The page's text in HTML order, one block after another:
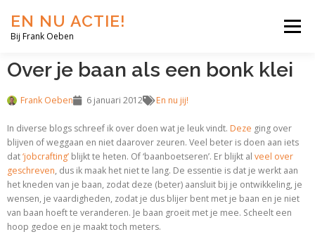
EN NU ACTIE!
Bij Frank Oeben
Menu
EN NU JIJ! EN NU WIJ! EN NU EERLIJK!
BLOG SHOP OVER MIJ
Over je baan als een bonk klei
Frank Oeben 6 januari 2012 En nu jij!
In diverse blogs schreef ik over doen wat je leuk vindt. Deze ging over
blijven of weggaan en niet daarover zeuren. Veel beter is doen aan iets
dat‘jobcrafting’ blijkt te heten. Of ‘baanboetseren’. Er blijkt al veel over
geschreven, dus ik maak het niet te lang. De essentie is dat je werkt aan
het kneden van je baan, zodat deze (beter) aansluit bij je ontwikkeling, je
wensen, je vaardigheden, zodat je dus blijer bent met je baan en je niet
van baan hoeft te veranderen. Je baan groeit met je mee. Scheelt een
hoop gedoe en je maakt toch meters.